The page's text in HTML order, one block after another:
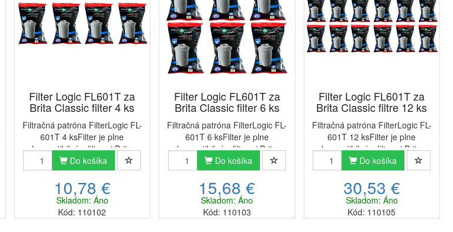
Filter Logic FL601T za
Brita Classic filter 4 ks
Filtračná patróna FilterLogic FL-
601T 4 ksFilter je plne
kompatibilný s filtrami Brita
Classic, Kenwood Universal,
Zelmer, Aquaphor B100-5, Dafi
Classic, Anna.TIP: Tento filter
má okrúhly tvar a použí...
Do košíka
10,78 €
Skladom: Áno
Kód: 110102
Filter Logic FL601T za
Brita Classic filter 6 ks
Filtračná patróna FilterLogic FL-
601T 6 ksFilter je plne
kompatibilný s filtrami Brita
Classic, Kenwood Universal,
Zelmer, Aquaphor B100-5, Dafi
Classic, Anna.TIP: Tento filter
má okrúhly tvar a použí...
Do košíka
15,68 €
Skladom: Áno
Kód: 110103
Filter Logic FL601T za
Brita Classic filtre 12 ks
Filtračná patróna FilterLogic FL-
601T 12 ksFilter je plne
kompatibilný s filtrami Brita
Classic, Kenwood Universal,
Zelmer, Aquaphor B100-5, Dafi
Classic, Anna.TIP: Tento filter
má okrúhly tvar a použ...
Do košíka
30,53 €
Skladom: Áno
Kód: 110105